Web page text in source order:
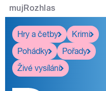
mujRozhlas
Hry a četby
Krimi
Pohádky
Pořady
Živé vysílání